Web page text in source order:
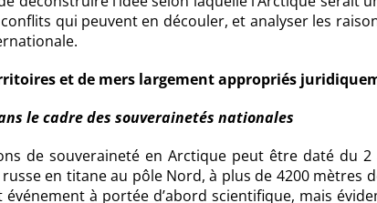
qui peuvent en découler, et analyser les
et de mers largement appropriés
le cadre des souverainetés nationales
de souveraineté en Arctique peut être daté du 2
en titane au pôle Nord, à plus de 4200 mètres
événement à portée d’abord scientifique, mais